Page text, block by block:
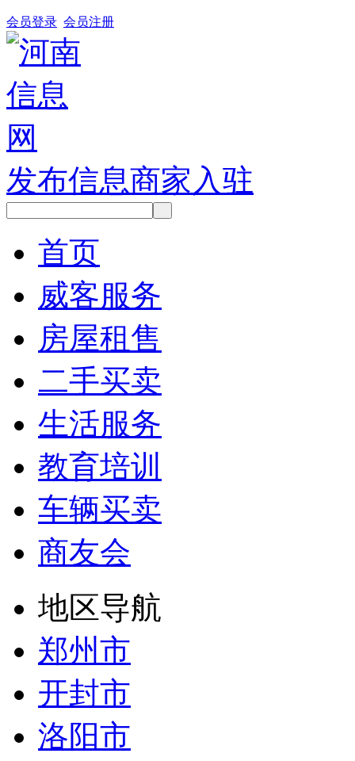
会员登录 会员注册
发布信息商家入驻
首页
威客服务
房屋租售
二手买卖
生活服务
教育培训
车辆买卖
商友会
地区导航
郑州市
开封市
洛阳市